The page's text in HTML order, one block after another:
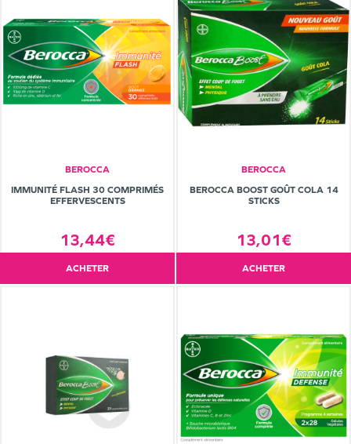
BEROCCA
IMMUNITÉ FLASH 30 COMPRIMÉS
EFFERVESCENTS
13,44€
ACHETER
BEROCCA
BEROCCA BOOST GOÛT COLA 14
STICKS
13,01€
ACHETER